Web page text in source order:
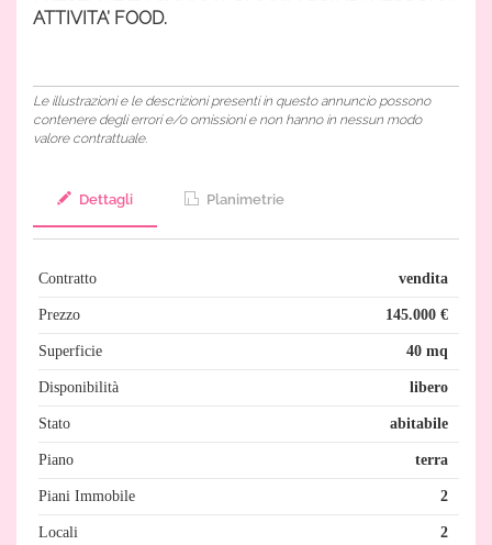
ATTIVITA’ FOOD.
Le illustrazioni e le descrizioni presenti in questo annuncio possono
contenere degli errori e/o omissioni e non hanno in nessun modo
valore contrattuale.
Dettagli Planimetrie
Contratto vendita
Prezzo 145.000 €
Superficie 40 mq
Disponibilità libero
Stato abitabile
Piano terra
Piani Immobile 2
Locali 2